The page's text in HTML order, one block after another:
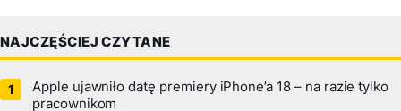
NAJCZĘŚCIEJ CZYTANE
Apple ujawniło datę premiery iPhone’a 18 – na razie tylko
pracownikom